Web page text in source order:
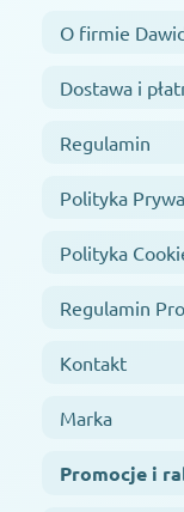
O firmie
Dostawa i
Regulamin
Polityka
Polityka
Regulamin
Kontakt
Marka
Promocje i